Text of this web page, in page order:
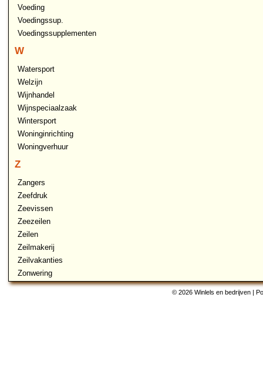
Voeding
Voedingssup.
Voedingssupplementen
W
Watersport
Welzijn
Wijnhandel
Wijnspeciaalzaak
Wintersport
Woninginrichting
Woningverhuur
Z
Zangers
Zeefdruk
Zeevissen
Zeezeilen
Zeilen
Zeilmakerij
Zeilvakanties
Zonwering
© 2026 Winlels en bedrijven |